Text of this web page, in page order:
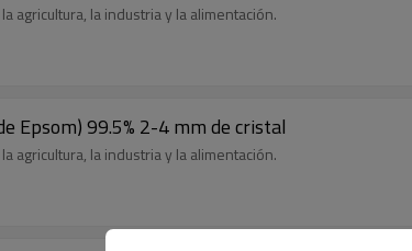
agricultura, la industria y la alimentación.
Epsom) 99.5% 2-4 mm de cristal
agricultura, la industria y la alimentación.